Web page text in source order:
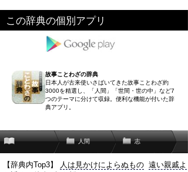
この辞典の個別アプリ
故事ことわざの辞典
日本人が古来使いさばいてきた故事ことわざ約
3000を精選し、「人間」「世間・世の中」など7
つのテーマに分けて収録。便利な機能が付いた辞
典アプリ。
人間 志
【辞典内Top3】 人は見かけによらぬもの 遠い親戚よ